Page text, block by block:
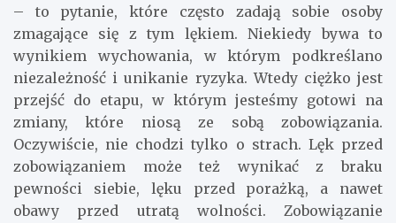
– to pytanie, które często zadają sobie osoby
zmagające się z tym lękiem. Niekiedy bywa to
wynikiem wychowania, w którym podkreślano
niezależność i unikanie ryzyka. Wtedy ciężko jest
przejść do etapu, w którym jesteśmy gotowi na
zmiany, które niosą ze sobą zobowiązania.
Oczywiście, nie chodzi tylko o strach. Lęk przed
zobowiązaniem może też wynikać z braku
pewności siebie, lęku przed porażką, a nawet
obawy przed utratą wolności. Zobowiązanie